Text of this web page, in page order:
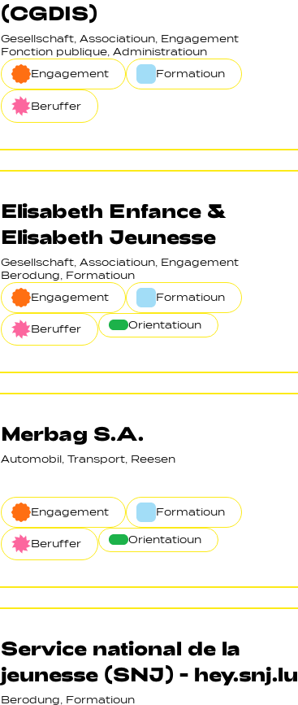
(CGDIS)
Gesellschaft, Associatioun, Engagement
Fonction publique, Administratioun
Engagement
Formatioun
Beruffer
Elisabeth Enfance &
Elisabeth Jeunesse
Gesellschaft, Associatioun, Engagement
Berodung, Formatioun
Engagement
Formatioun
Beruffer Orientatioun
Merbag S.A.
Automobil, Transport, Reesen
Engagement Formatioun
Beruffer Orientatioun
Service national de la
jeunesse (SNJ) - hey.snj.lu
Berodung, Formatioun